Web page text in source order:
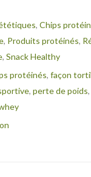
, Chips
, Produits protéinés,
, Snack Healthy
protéinés, façon
, perte de poids,